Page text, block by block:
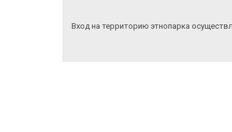
Вход на территорию этнопарка